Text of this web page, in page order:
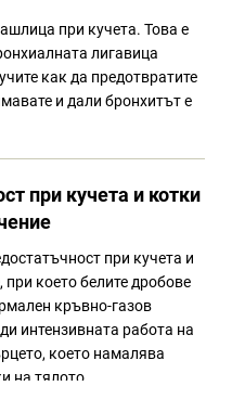
при кучета. Това е
лигавица
как да предотвратите
и дали бронхитът е
при кучета и котки
при кучета и
при което белите дробове
кръвно-газов
интензивната работа на
което намалява
на тялото.